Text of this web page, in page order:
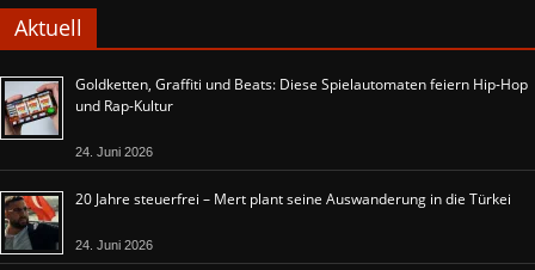
Aktuell
Goldketten, Graffiti und Beats: Diese Spielautomaten feiern Hip-Hop
und Rap-Kultur
24. Juni 2026
20 Jahre steuerfrei – Mert plant seine Auswanderung in die Türkei
24. Juni 2026